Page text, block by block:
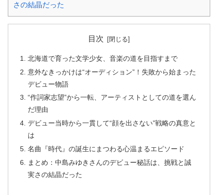
さの結晶だった
目次
北海道で育った文学少女、音楽の道を目指すまで
意外なきっかけは“オーディション”！失敗から始まった
デビュー物語
“作詞家志望”から一転、アーティストとしての道を選ん
だ理由
デビュー当時から一貫して“顔を出さない”戦略の真意と
は
名曲『時代』の誕生にまつわる心温まるエピソード
まとめ：中島みゆきさんのデビュー秘話は、挑戦と誠
実さの結晶だった